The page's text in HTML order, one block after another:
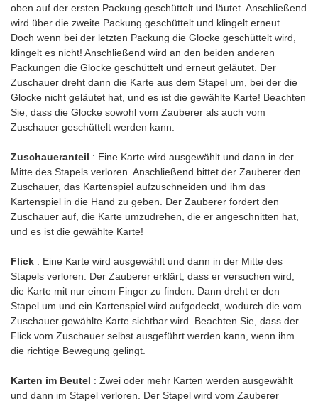
oben auf der ersten Packung geschüttelt und läutet. Anschließend
wird über die zweite Packung geschüttelt und klingelt erneut.
Doch wenn bei der letzten Packung die Glocke geschüttelt wird,
klingelt es nicht! Anschließend wird an den beiden anderen
Packungen die Glocke geschüttelt und erneut geläutet. Der
Zuschauer dreht dann die Karte aus dem Stapel um, bei der die
Glocke nicht geläutet hat, und es ist die gewählte Karte! Beachten
Sie, dass die Glocke sowohl vom Zauberer als auch vom
Zuschauer geschüttelt werden kann.
Zuschaueranteil : Eine Karte wird ausgewählt und dann in der
Mitte des Stapels verloren. Anschließend bittet der Zauberer den
Zuschauer, das Kartenspiel aufzuschneiden und ihm das
Kartenspiel in die Hand zu geben. Der Zauberer fordert den
Zuschauer auf, die Karte umzudrehen, die er angeschnitten hat,
und es ist die gewählte Karte!
Flick : Eine Karte wird ausgewählt und dann in der Mitte des
Stapels verloren. Der Zauberer erklärt, dass er versuchen wird,
die Karte mit nur einem Finger zu finden. Dann dreht er den
Stapel um und ein Kartenspiel wird aufgedeckt, wodurch die vom
Zuschauer gewählte Karte sichtbar wird. Beachten Sie, dass der
Flick vom Zuschauer selbst ausgeführt werden kann, wenn ihm
die richtige Bewegung gelingt.
Karten im Beutel : Zwei oder mehr Karten werden ausgewählt
und dann im Stapel verloren. Der Stapel wird vom Zauberer